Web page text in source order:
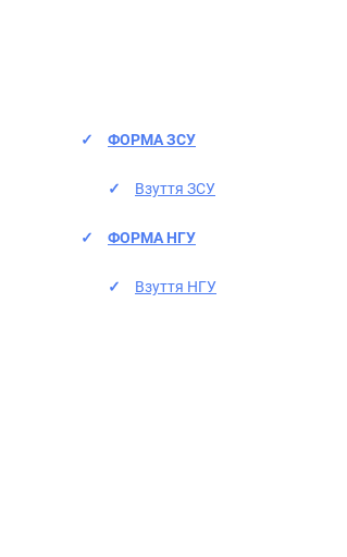
ФОРМА ЗСУ
Взуття ЗСУ
ФОРМА НГУ
Взуття НГУ